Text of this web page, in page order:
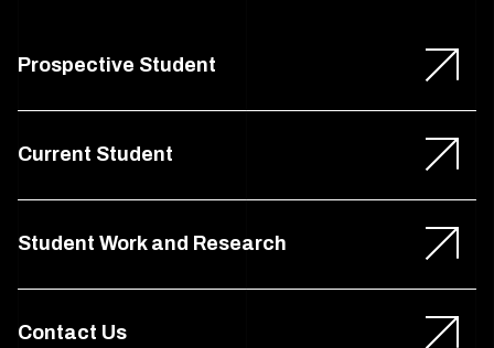
Prospective Student
Current Student
Student Work and Research
Contact Us